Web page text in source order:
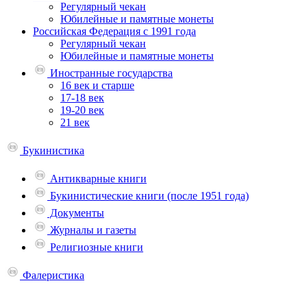
Регулярный чекан
Юбилейные и памятные монеты
Российская Федерация с 1991 года
Регулярный чекан
Юбилейные и памятные монеты
Иностранные государства
16 век и старше
17-18 век
19-20 век
21 век
Букинистика
Антикварные книги
Букинистические книги (после 1951 года)
Документы
Журналы и газеты
Религиозные книги
Фалеристика